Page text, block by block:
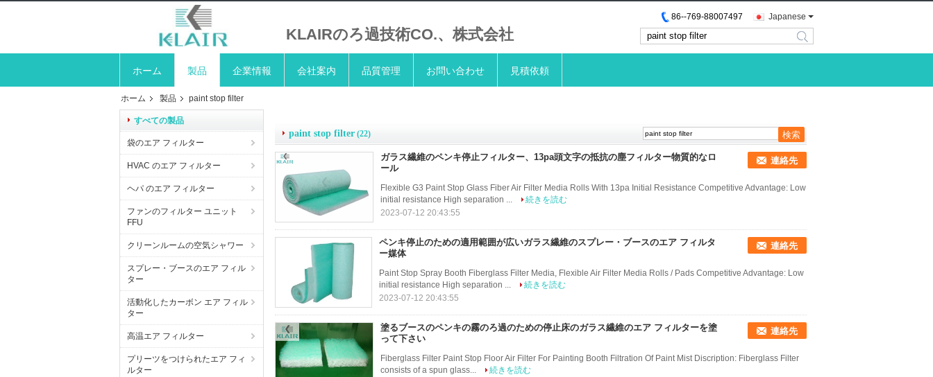
KLAIRのろ過技術CO.、株式会社
Japanese
86--769-88007497
search
ホーム 製品 企業情報 会社案内 品質管理 お問い合わせ 見積依頼
ホーム 製品 paint stop filter
すべての製品
袋のエア フィルター
HVAC のエア フィルター
ヘパ のエア フィルター
ファンのフィルター ユニット
FFU
クリーンルームの空気シャワー
スプレー・ブースのエア フィル
ター
活動化したカーボン エア フィル
ター
高温エア フィルター
プリーツをつけられたエア フィ
ルター
paint stop filter (22)
ガラス繊維のペンキ停止フィルター、13pa頭文字の抵抗の塵フィルター物質的なロ
ール
連絡先
Flexible G3 Paint Stop Glass Fiber Air Filter Media Rolls With 13pa Initial Resistance Competitive Advantage: Low
initial resistance High separation ...
続きを読む
2023-07-12 20:43:55
ペンキ停止のための適用範囲が広いガラス繊維のスプレー・ブースのエア フィルタ
ー媒体
連絡先
Paint Stop Spray Booth Fiberglass Filter Media, Flexible Air Filter Media Rolls / Pads Competitive Advantage: Low
initial resistance High separation ...
続きを読む
2023-07-12 20:43:55
塗るブースのペンキの霧のろ過のための停止床のガラス繊維のエア フィルターを塗
って下さい
連絡先
Fiberglass Filter Paint Stop Floor Air Filter For Painting Booth Filtration Of Paint Mist Discription: Fiberglass Filter
consists of a spun glass...
続きを読む